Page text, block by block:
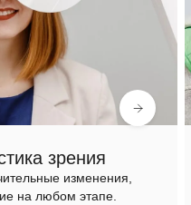
зрения
изменения,
на любом этапе.